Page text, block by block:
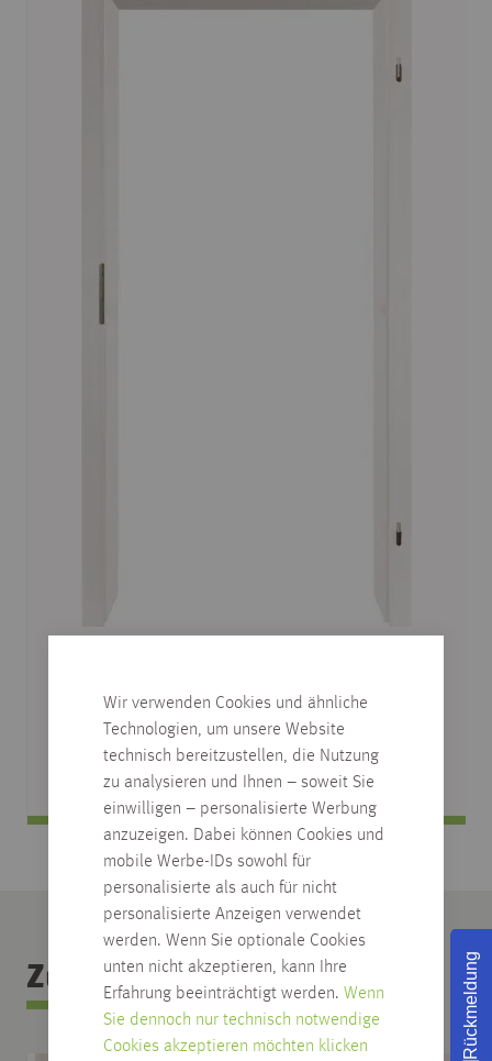
Wir verwenden Cookies und ähnliche
Technologien, um unsere Website
technisch bereitzustellen, die Nutzung
zu analysieren und Ihnen – soweit Sie
einwilligen – personalisierte Werbung
anzuzeigen. Dabei können Cookies und
mobile Werbe-IDs sowohl für
personalisierte als auch für nicht
personalisierte Anzeigen verwendet
werden. Wenn Sie optionale Cookies
unten nicht akzeptieren, kann Ihre
Erfahrung beeinträchtigt werden. Wenn
Sie dennoch nur technisch notwendige
Cookies akzeptieren möchten klicken
UNDPROFIL
verschiedene Abmessungen
Zubehör Kategorie Rückmeldung